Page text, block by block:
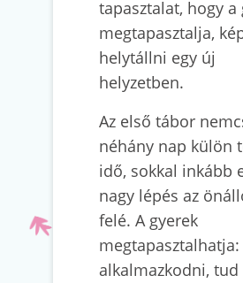
tapasztalat, hogy a
megtapasztalja,
helytállni egy új
helyzetben.
Az első tábor
néhány nap külön
idő, sokkal inkább
nagy lépés az
felé. A gyerek
megtapasztalhatja:
alkalmazkodni, tud